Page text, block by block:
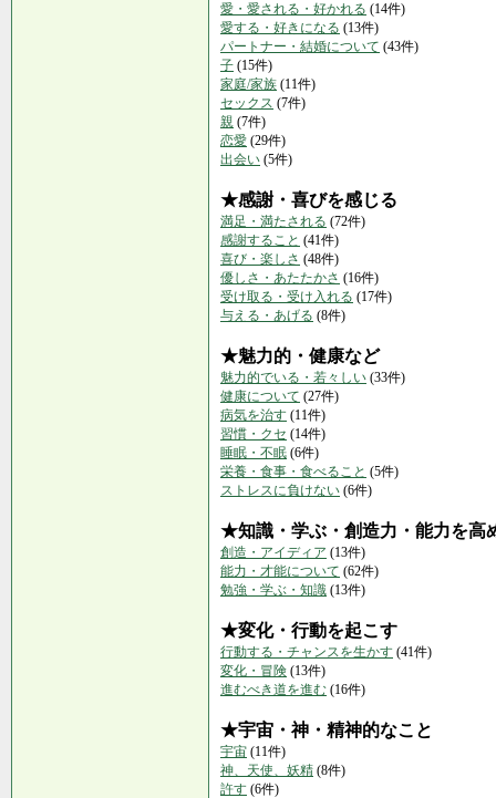
愛・愛される・好かれる (14件)
愛する・好きになる (13件)
パートナー・結婚について (43件)
子 (15件)
家庭/家族 (11件)
セックス (7件)
親 (7件)
恋愛 (29件)
出会い (5件)
★感謝・喜びを感じる
満足・満たされる (72件)
感謝すること (41件)
喜び・楽しさ (48件)
優しさ・あたたかさ (16件)
受け取る・受け入れる (17件)
与える・あげる (8件)
★魅力的・健康など
魅力的でいる・若々しい (33件)
健康について (27件)
病気を治す (11件)
習慣・クセ (14件)
睡眠・不眠 (6件)
栄養・食事・食べること (5件)
ストレスに負けない (6件)
★知識・学ぶ・創造力・能力を高
創造・アイディア (13件)
能力・才能について (62件)
勉強・学ぶ・知識 (13件)
★変化・行動を起こす
行動する・チャンスを生かす (41件)
変化・冒険 (13件)
進むべき道を進む (16件)
★宇宙・神・精神的なこと
宇宙 (11件)
神、天使、妖精 (8件)
許す (6件)